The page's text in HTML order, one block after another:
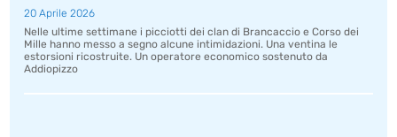
20 Aprile 2026
Nelle ultime settimane i picciotti dei clan di Brancaccio e Corso dei
Mille hanno messo a segno alcune intimidazioni. Una ventina le
estorsioni ricostruite. Un operatore economico sostenuto da
Addiopizzo